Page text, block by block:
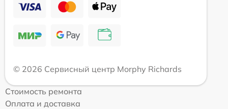
© 2026 Сервисный центр Morphy Richards
Стоимость ремонта
Оплата и доставка